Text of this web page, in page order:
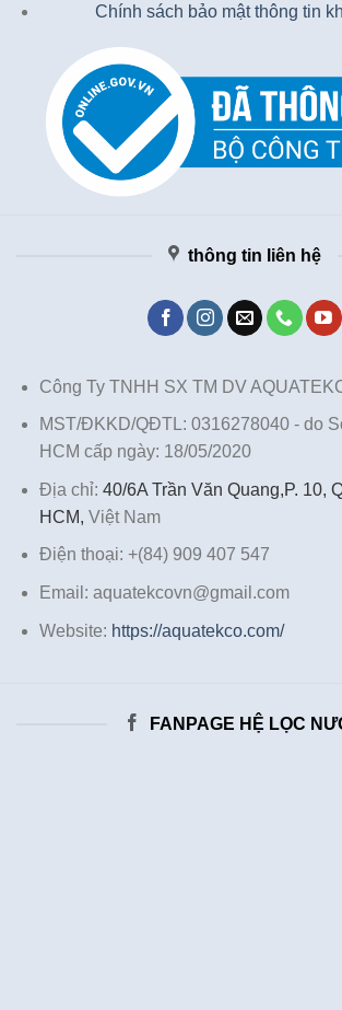
Chính sách bảo mật thông tin
thông tin liên hệ
Công Ty TNHH SX TM DV
MST/ĐKKD/QĐTL: 0316278040 - do
HCM cấp ngày: 18/05/2020
Địa chỉ: 40/6A Trần Văn Quang,P. 10,
HCM, Việt Nam
Điện thoại: +(84) 909 407 547
Email: aquatekcovn@gmail.com
Website: https://aquatekco.com/
FANPAGE HỆ LỌC